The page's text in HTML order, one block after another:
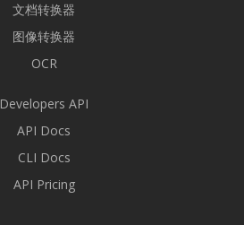
文档转换器
图像转换器
OCR
Developers API
API Docs
CLI Docs
API Pricing